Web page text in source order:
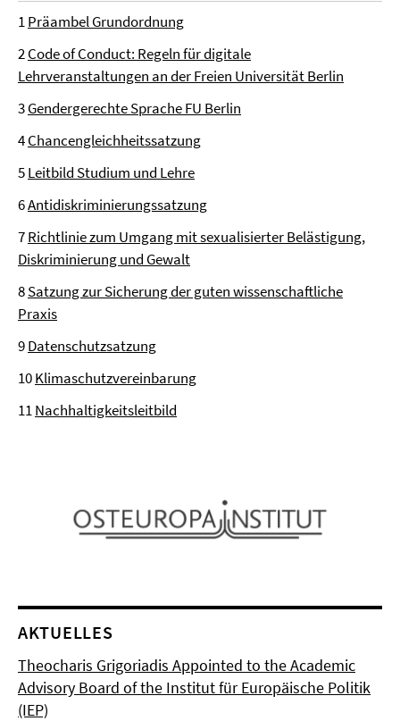
1Präambel Grundordnung
2Code of Conduct: Regeln für digitale
Lehrveranstaltungen an der Freien Universität Berlin
3Gendergerechte Sprache FU Berlin
4Chancengleichheitssatzung
5Leitbild Studium und Lehre
6Antidiskriminierungssatzung
7Richtlinie zum Umgang mit sexualisierter Belästigung,
Diskriminierung und Gewalt
8Satzung zur Sicherung der guten wissenschaftliche
Praxis
9Datenschutzsatzung
10Klimaschutzvereinbarung
11Nachhaltigkeitsleitbild
AKTUELLES
Theocharis Grigoriadis Appointed to the Academic
Advisory Board of the Institut für Europäische Politik
(IEP)